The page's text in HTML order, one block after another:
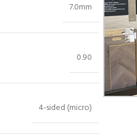
7.0mm
0.90
4-sided (micro)